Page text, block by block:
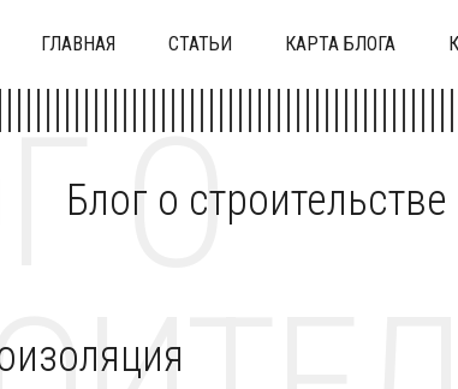
ГЛАВНАЯ СТАТЬИ КАРТА БЛОГА
Блог о
О